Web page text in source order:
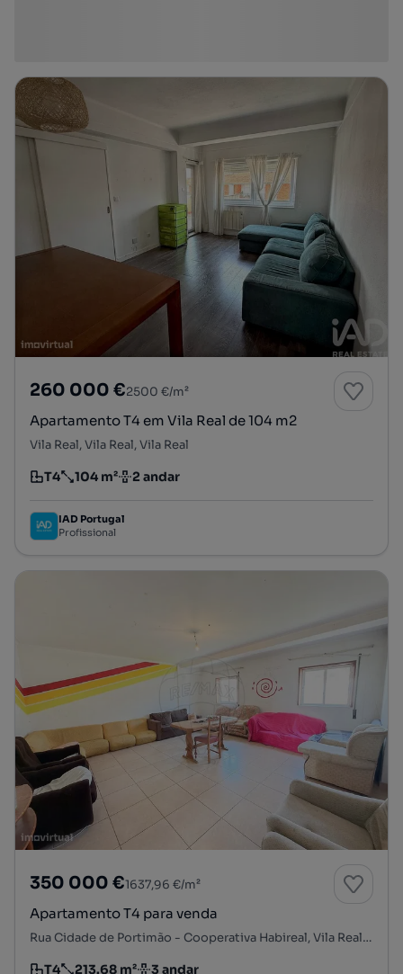
260 000 €2500 €/m²
Apartamento T4 em Vila Real de 104 m2
Vila Real, Vila Real, Vila Real
Tipologia
T4
Preço por metro quadrado
104 m²
Andar 2 andar
IAD Portugal
Profissional
350 000 €1637,96 €/m²
Apartamento T4 para venda
Rua Cidade de Portimão - Cooperativa Habireal, Vila Real, Vila Real, Vila Real
T4 213.68 m² 3 andar